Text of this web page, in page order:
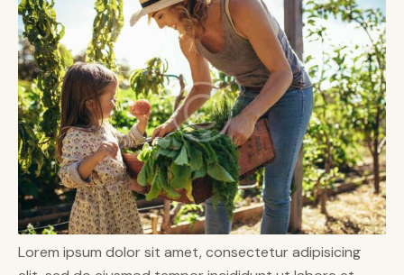
Lorem ipsum dolor sit amet, consectetur adipisicing